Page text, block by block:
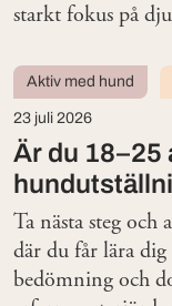
starkt fokus på
Är du 18–25
Aktiv med hund
23 juli 2026
Ta nästa steg
där du får lära
bedömning och